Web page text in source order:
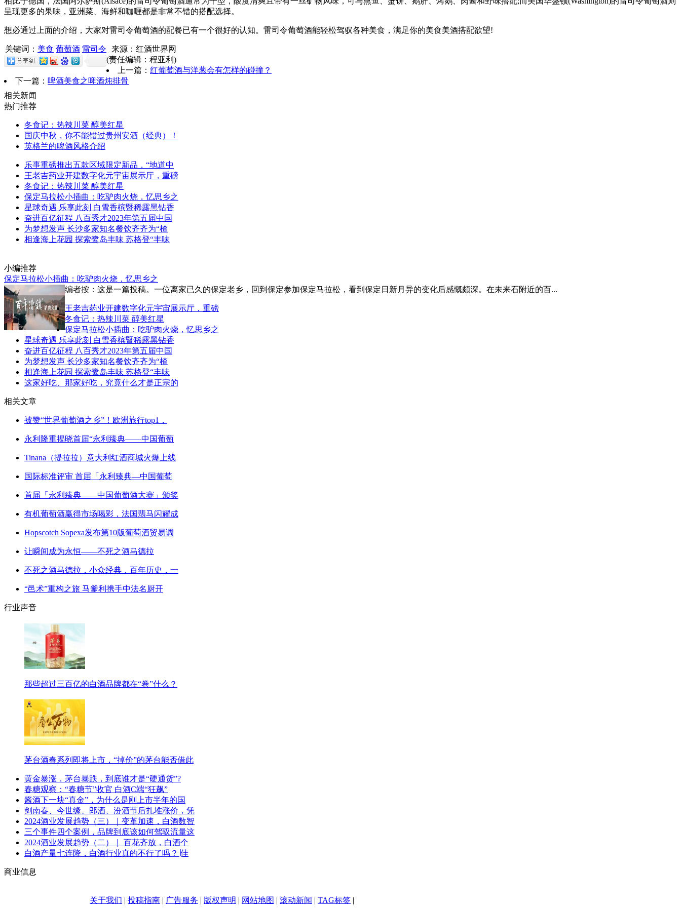
呈现更多的果味，亚洲菜、海鲜和咖喱都是非常不错的搭配选择。
想必通过上面的介绍，大家对雷司令葡萄酒的配餐已有一个很好的认知。雷司令葡萄酒能轻松驾驭各种美食，满足你的美食美酒搭配欲望!
关键词： 美食 葡萄酒 雷司令
来源：红酒世界网
(责任编辑：程亚利)
上一篇： 红葡萄酒与洋葱会有怎样的碰撞？
下一篇： 啤酒美食之啤酒炖排骨
相关新闻
热门推荐
冬食记：热辣川菜 醇美红星
国庆中秋，你不能错过贵州安酒（经典）！
英格兰的啤酒风格介绍
乐事重磅推出五款区域限定新品，“地道中
王老吉药业开建数字化元宇宙展示厅，重磅
冬食记：热辣川菜 醇美红星
保定马拉松小插曲：吃驴肉火烧，忆思乡之
星球奇遇 乐享此刻 白雪香槟暨稀露黑钻香
奋进百亿征程 八百秀才2023年第五届中国
为梦想发声 长沙多家知名餐饮齐齐为“楂
相逢海上花园 探索鹭岛丰味 苏格登“丰味
小编推荐
保定马拉松小插曲：吃驴肉火烧，忆思乡之
编者按：这是一篇投稿。一位离家已久的保定老乡，回到保定参加保定马拉松，看到保定日新月异的变化后感慨颇深。在未来石附近的百...
王老吉药业开建数字化元宇宙展示厅，重磅
冬食记：热辣川菜 醇美红星
保定马拉松小插曲：吃驴肉火烧，忆思乡之
星球奇遇 乐享此刻 白雪香槟暨稀露黑钻香
奋进百亿征程 八百秀才2023年第五届中国
为梦想发声 长沙多家知名餐饮齐齐为“楂
相逢海上花园 探索鹭岛丰味 苏格登“丰味
这家好吃、那家好吃，究竟什么才是正宗的
相关文章
被赞“世界葡萄酒之乡”！欧洲旅行top1，
永利隆重揭晓首届“永利臻典——中国葡萄
Tinana（提拉拉）意大利红酒商城火爆上线
国际标准评审 首届「永利臻典—中国葡萄
首届「永利臻典——中国葡萄酒大赛」颁奖
有机葡萄酒赢得市场喝彩，法国翡马闪耀成
Hopscotch Sopexa发布第10版葡萄酒贸易调
让瞬间成为永恒——不死之酒马德拉
不死之酒马德拉，小众经典，百年历史，一
“邑术”重构之旅 马爹利携手中法名厨开
行业声音
那些超过三百亿的白酒品牌都在“卷”什么？
茅台酒春系列即将上市，“掉价”的茅台能否借此
黄金暴涨，茅台暴跌，到底谁才是“硬通货”?
春糖观察：“春糖节”收官 白酒C端“狂飙”
酱酒下一块“真金”，为什么是刚上市半年的国
剑南春、今世缘、郎酒、汾酒节后扎堆涨价，凭
2024酒业发展趋势（三）｜变革加速，白酒数智
三个事件四个案例，品牌到底该如何驾驭流量这
2024酒业发展趋势（二）｜ 百花齐放，白酒个
白酒产量七连降，白酒行业真的不行了吗？∣佳
商业信息
关于我们 | 投稿指南 | 广告服务 | 版权声明 | 网站地图 | 滚动新闻 | TAG标签 |